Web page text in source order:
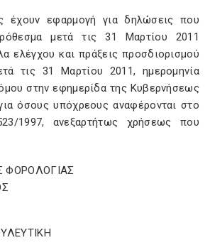
έχουν εφαρμογή για δηλώσεις που
μετά τις 31 Μαρτίου 2011
ελέγχου και πράξεις προσδιορισμού
τις 31 Μαρτίου 2011, ημερομηνία
στην εφημερίδα της Κυβερνήσεως
όσους υπόχρεους αναφέρονται στο
1997, ανεξαρτήτως χρήσεως που
ΦΟΡΟΛΟΓΙΑΣ